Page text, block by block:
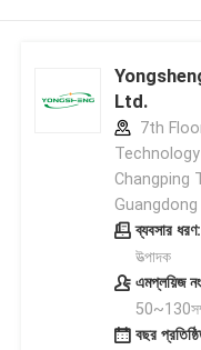
Ltd.
7th
Changping
Guangdong
ব্যবসার ধরণ:
উত্পাদক
এমপ্লয়িজ
বছর